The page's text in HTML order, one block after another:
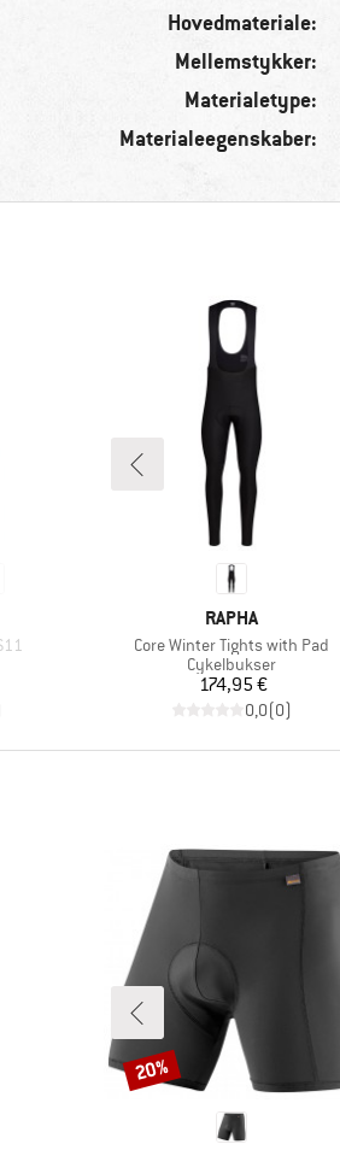
Hovedmateriale:
Mellemstykker:
Materialetype:
Materialeegenskaber:
MÆRKE
RAPHA
Artikel
Core Winter Tights with Pad
Produktgruppe
Cykelbukser
Pris
174,95 €
0,0(0)
Rabat
20%